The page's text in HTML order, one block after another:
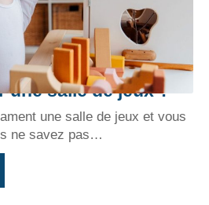
une salle de jeux ?
une salle de jeux et vous
ne savez pas…